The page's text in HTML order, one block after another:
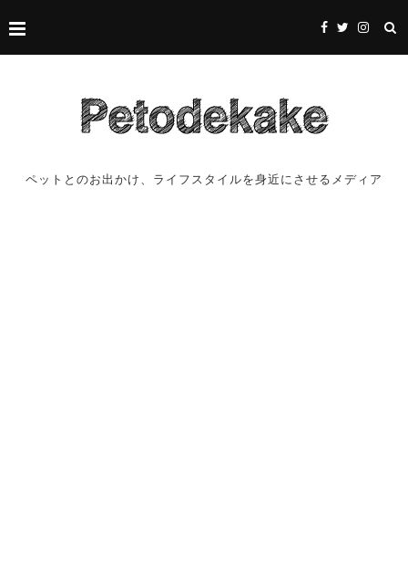
ペットとのお出かけ、ライフスタイルを身近にさせるメディア